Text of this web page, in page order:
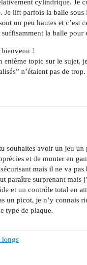
cylindrique. Je
Je lift parfois la balle
un peu hautes et c’est
la balle pour
bienvenu !
enième topic sur le sujet,
n’étaient pas de trop.
souhaites avoir un jeu
et de monter en
mais il ne va
paraître surprenant mais
et un contrôle total en
un picot, je n’y connais
type de plaque.
longs